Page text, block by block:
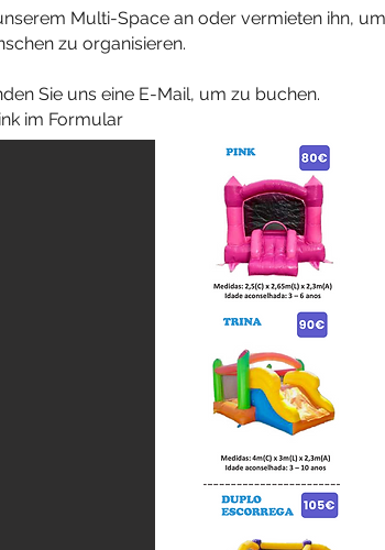
Multi-Space an oder vermieten ihn, um
zu organisieren.
Sie uns eine E-Mail, um zu buchen.
im Formular